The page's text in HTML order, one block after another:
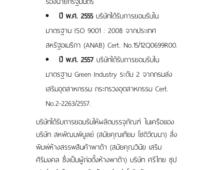
ปี พ.ศ. 2555บริษัทได้รับการยอมรับใน
มาตรฐาน ISO 9001 : 2008 จากประเทศ
สหรัฐอเมริกา (ANAB) Cert. No.15/12Q0699R00.
ปี พ.ศ. 2557บริษัทได้รับการยอมรับใน
มาตรฐาน Green Industry ระดับ 2 จากกรมส่ง
เสริมอุตสาหกรรม กระทรวงอุตสาหกรรม Cert.
No.2-2263/2557.
บริษัทได้รับการยอมรับให้ผลิตบรรจุภัณฑ์ ในเครือของ
บริษัท สหพัฒนพิบูลย์ (สมัยคุณเทียม โชติวัฒนา) สิ่ง
พิมพ์ห้างสรรพสินค้าพาต้า (สมัยคุณวินัย เสริม
ศิริมงคล ซึ่งเป็นผู้ก่อตั้งห้างพาต้า) บริษัท ศรีไทย ซุป